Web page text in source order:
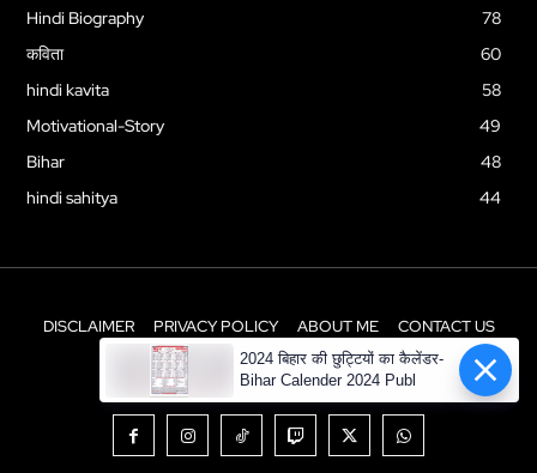
Hindi Biography
78
कविता
60
hindi kavita
58
Motivational-Story
49
Bihar
48
hindi sahitya
44
DISCLAIMER PRIVACY POLICY ABOUT ME CONTACT US
© Newspaper WordPress Theme by TagDiv
2024 बिहार की छुट्टियों का कैलेंडर-
Bihar Calender 2024 Publ